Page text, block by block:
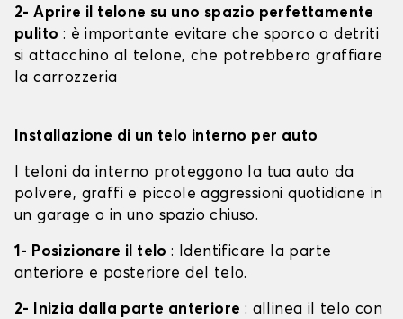
2- Aprire il telone su uno spazio perfettamente
pulito : è importante evitare che sporco o detriti
si attacchino al telone, che potrebbero graffiare
la carrozzeria
Installazione di un telo interno per auto
I teloni da interno proteggono la tua auto da
polvere, graffi e piccole aggressioni quotidiane in
un garage o in uno spazio chiuso.
1- Posizionare il telo: Identificare la parte
anteriore e posteriore del telo.
2- Inizia dalla parte anteriore : allinea il telo con